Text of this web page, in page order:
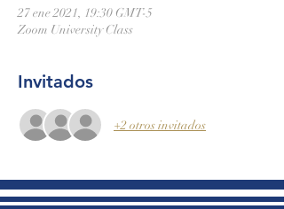
27 ene 2021, 19:30 GMT-5
Zoom University Class
Invitados
+2 otros invitados